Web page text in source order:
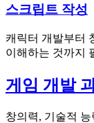
스크립트 작성
캐릭터 개발부터
이해하는 것까지
게임 개발
창의력, 기술적